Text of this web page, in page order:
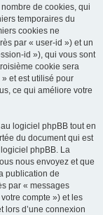
de cookies, qui
temporaires du
cookies ne
par « user-id ») et un
id »), qui vous sont
cookie sera
et est utilisé pour
ce qui améliore votre
logiciel phpBB tout en
du document qui est
phpBB. La
nous envoyez et que
publication de
par « messages
compte ») et les
lors d’une connexion